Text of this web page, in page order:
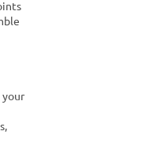
your